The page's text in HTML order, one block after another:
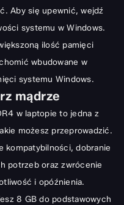
Aby się upewnić, wejdź
systemu w Windows.
ilość pamięci
wbudowane w
systemu Windows.
mądrze
w laptopie to jedna z
możesz przeprowadzić.
kompatybilności, dobranie
potrzeb oraz zwrócenie
i opóźnienia.
8 GB do podstawowych